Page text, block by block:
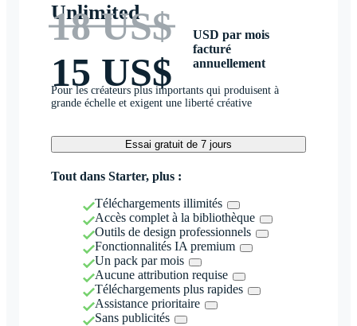
Unlimited
18 US$
15 US$
USD par mois
facturé
annuellement
Pour les créateurs plus importants qui produisent à
grande échelle et exigent une liberté créative
Essai gratuit de 7 jours
Tout dans Starter, plus :
Téléchargements illimités
Accès complet à la bibliothèque
Outils de design professionnels
Fonctionnalités IA premium
Un pack par mois
Aucune attribution requise
Téléchargements plus rapides
Assistance prioritaire
Sans publicités